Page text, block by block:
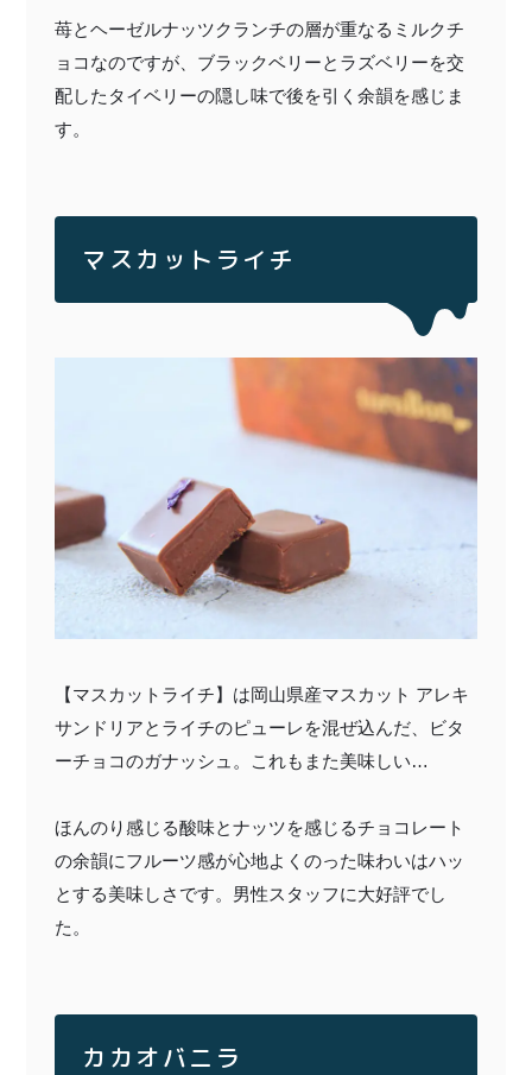
苺とヘーゼルナッツクランチの層が重なるミルクチ
ョコなのですが、ブラックベリーとラズベリーを交
配したタイベリーの隠し味で後を引く余韻を感じま
す。
マスカットライチ
【マスカットライチ】は岡山県産マスカット アレキ
サンドリアとライチのピューレを混ぜ込んだ、ビタ
ーチョコのガナッシュ。これもまた美味しい…
ほんのり感じる酸味とナッツを感じるチョコレート
の余韻にフルーツ感が心地よくのった味わいはハッ
とする美味しさです。男性スタッフに大好評でし
た。
カカオバニラ